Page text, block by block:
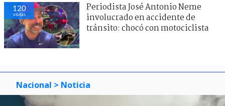
120
visitas
Periodista José Antonio Neme
involucrado en accidente de
tránsito: chocó con motociclista
Nacional > Noticia